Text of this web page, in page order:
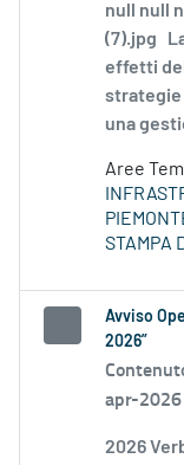
null null
(7).jpg
effetti
strategie
una
Aree
STAMPA
Avviso
2026”
apr-
2026